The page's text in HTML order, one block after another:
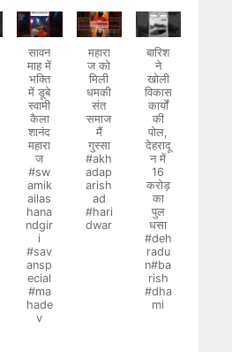
सावन
माह में
भक्ति
में डूबे
स्वामी
कैला
शानंद
महारा
ज
#sw
amik
ailas
hana
ndgir
i
#sav
ansp
ecial
#ma
hade
v
महारा
ज को
मिली
धमकी
संत
समाज
मैं
गुस्सा
#akh
adap
arish
ad
#hari
dwar
बारिश
ने
खोली
विकास
कार्यों
की
पोल,
देहरादू
न में
16
करोड़
का
पुल
धसा
#deh
radu
n#ba
rish
#dha
mi